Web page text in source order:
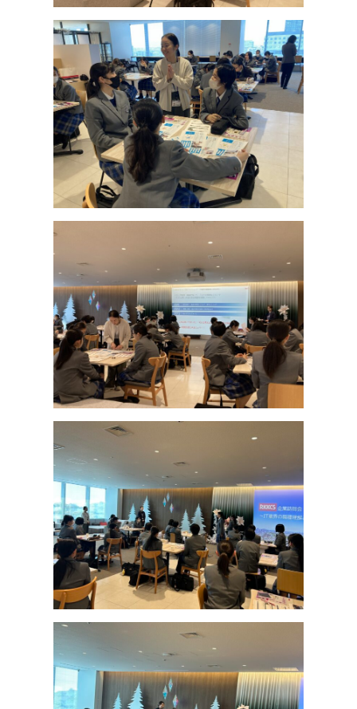
高等学校
中学校
幼稚園
学校紹介
受験・入学案内
インフォメーション
〒860-8557 熊本市中央区上林町3-18
TEL：096-354-5355（代表）